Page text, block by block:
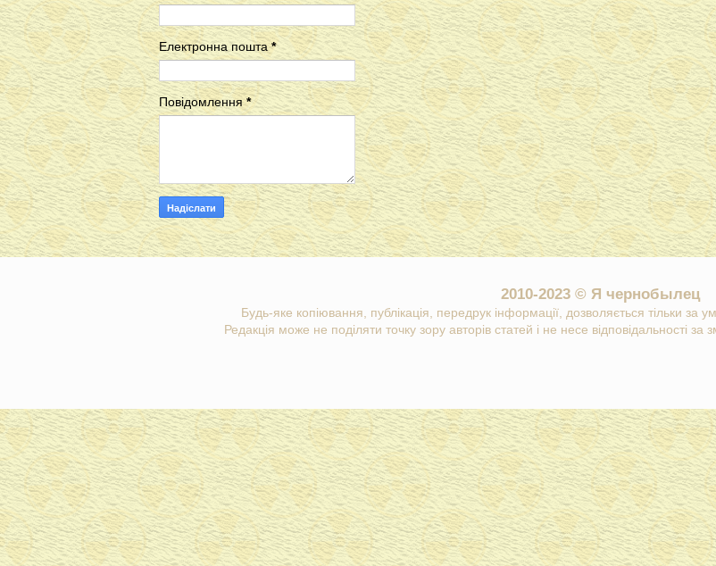
Електронна пошта*
Повідомлення *
2010-2023 © Я чернобылец
Будь-яке копіювання, публікація, передрук інформації, дозволяється тільки за
Редакція може не поділяти точку зору авторів статей і не несе відповідальності за